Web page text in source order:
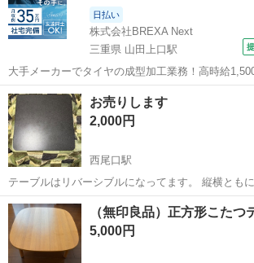
日払い
株式会社BREXA Next
三重県 山田上口駅
大手メーカーでタイヤの成型加工業務！高時給
度あり！ワンルーム寮完備！マイカー通勤OK！無
重県伊勢市》 人気の工場のお仕事 ◇タイヤの製造◇ トラック・バ
ス・RV車用を中心とした...
三重 伊勢市 山田上口駅
お売りします
2,000円
西尾口駅
テーブルはリバーシブルになってます。 縦横とも
くて使いやすいです。 こたつの詳細は下記リンクをご確認ください。
https://store.shopping.yahoo.co.jp/se...
愛知 西尾市 西尾口駅 テーブル
（無印良品）正方形こたつ
5,000円